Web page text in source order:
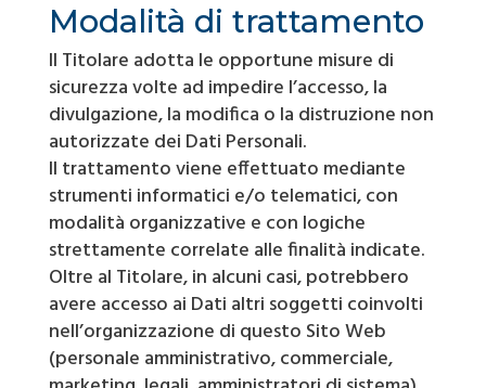
Modalità di trattamento
Il Titolare adotta le opportune misure di
sicurezza volte ad impedire l’accesso, la
divulgazione, la modifica o la distruzione non
autorizzate dei Dati Personali.
Il trattamento viene effettuato mediante
strumenti informatici e/o telematici, con
modalità organizzative e con logiche
strettamente correlate alle finalità indicate.
Oltre al Titolare, in alcuni casi, potrebbero
avere accesso ai Dati altri soggetti coinvolti
nell’organizzazione di questo Sito Web
(personale amministrativo, commerciale,